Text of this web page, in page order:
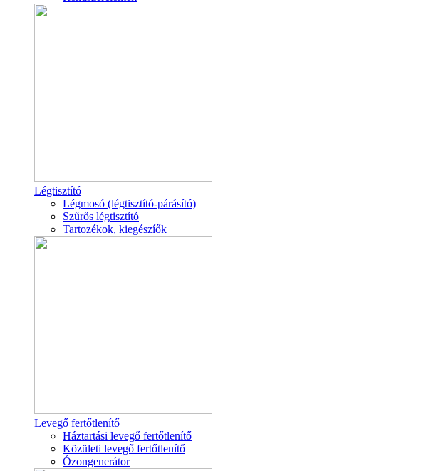
Légtisztító
Légmosó (légtisztító-párásító)
Szűrős légtisztító
Tartozékok, kiegészíők
Levegő fertőtlenítő
Háztartási levegő fertőtlenítő
Közületi levegő fertőtlenítő
Ózongenerátor